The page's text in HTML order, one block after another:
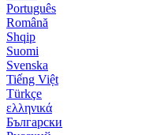
Português
Română
Shqip
Suomi
Svenska
Tiếng Việt
Türkçe
ελληνικά
Български